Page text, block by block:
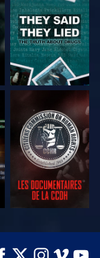
REGARDER
REGARDER
DÉCOUVRIR LES